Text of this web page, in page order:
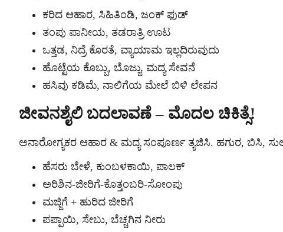
ಕರಿದ ಆಹಾರ, ಸಿಹಿತಿಂಡಿ, ಜಂಕ್ ಫುಡ್
ತಂಪು ಪಾನೀಯ, ತಡರಾತ್ರಿ ಊಟ
ಒತ್ತಡ, ನಿದ್ರೆ ಕೊರತೆ, ವ್ಯಾಯಾಮ ಇಲ್ಲದಿರುವುದು
ಹೊಟ್ಟೆಯ ಕೊಬ್ಬು, ಬೊಜ್ಜು, ಮದ್ಯ ಸೇವನೆ
ಹಸಿವು ಕಡಿಮೆ, ನಾಲಿಗೆಯ ಮೇಲೆ ಬಿಳಿ ಲೇಪನ
ಜೀವನಶೈಲಿ ಬದಲಾವಣೆ – ಮೊದಲ ಚಿಕಿತ್ಸೆ!
ಅನಾರೋಗ್ಯಕರ ಆಹಾರ & ಮದ್ಯ ಸಂಪೂರ್ಣ ತ್ಯಜಿಸಿ. ಹಗುರ, ಬಿಸಿ,
ಹೆಸರು ಬೇಳೆ, ಕುಂಬಳಕಾಯಿ, ಪಾಲಕ್
ಅರಿಶಿನ-ಜೀರಿಗೆ-ಕೊತ್ತಂಬರಿ-ಸೋಂಪು
ಮಜ್ಜಿಗೆ + ಹುರಿದ ಜೀರಿಗೆ
ಪಪ್ಪಾಯಿ, ಸೇಬು, ಬೆಚ್ಚಗಿನ ನೀರು